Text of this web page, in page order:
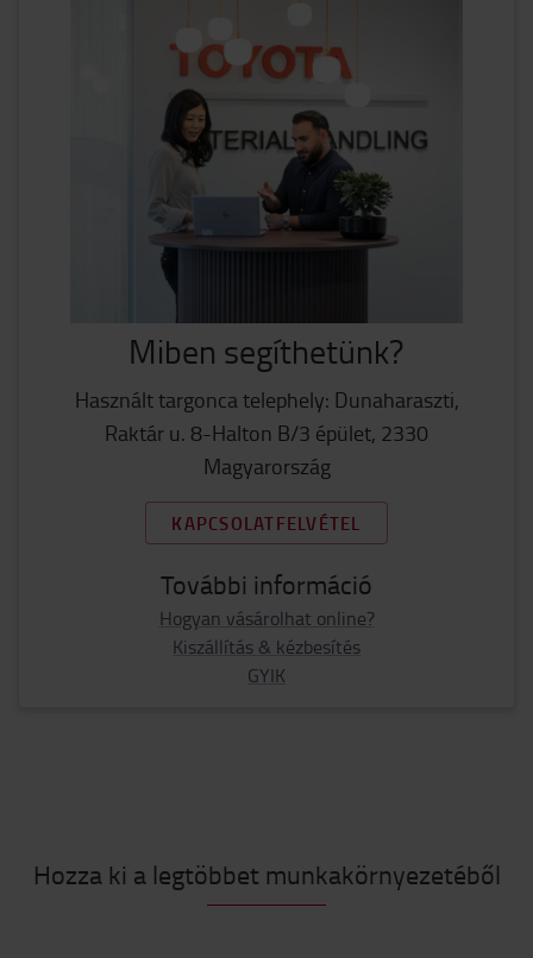
Miben segíthetünk?
Használt targonca telephely: Dunaharaszti,
Raktár u. 8-Halton B/3 épület, 2330
Magyarország
KAPCSOLATFELVÉTEL
További információ
Hogyan vásárolhat online?
Kiszállítás & kézbesítés
GYIK
Hozza ki a legtöbbet munkakörnyezetéből